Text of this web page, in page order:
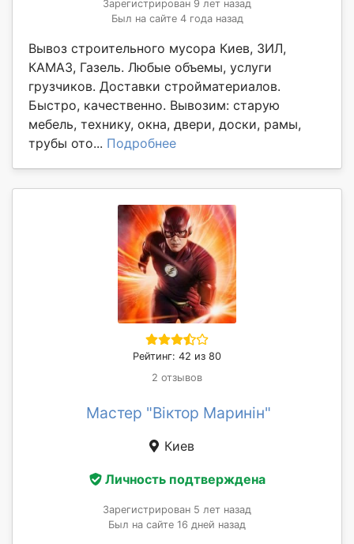
Зарегистрирован 9 лет назад
Был на сайте 4 года назад
Вывоз строительного мусора Киев, ЗИЛ,
КАМАЗ, Газель. Любые объемы, услуги
грузчиков. Доставки стройматериалов.
Быстро, качественно. Вывозим: старую
мебель, технику, окна, двери, доски, рамы,
трубы ото... Подробнее
Рейтинг: 42 из 80
2 отзывов
Мастер "Віктор Маринін"
Киев
Личность подтверждена
Зарегистрирован 5 лет назад
Был на сайте 16 дней назад